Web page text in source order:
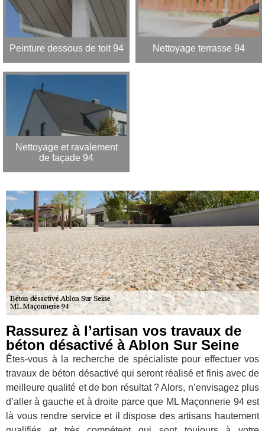
Peinture dessous de toit 94 Nettoyage terrasse 94
Nettoyage et ravalement
de façade 94
Rassurez à l’artisan vos travaux de
béton désactivé à Ablon Sur Seine
Êtes-vous à la recherche de spécialiste pour effectuer vos
travaux de béton désactivé qui seront réalisé et finis avec de
meilleure qualité et de bon résultat ? Alors, n’envisagez plus
d’aller à gauche et à droite parce que ML Maçonnerie 94 est
là vous rendre service et il dispose des artisans hautement